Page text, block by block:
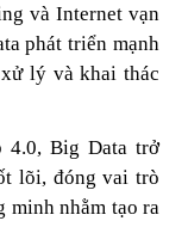
và Internet vạn
phát triển mạnh
lý và khai thác
4.0, Big Data trở
lõi, đóng vai trò
minh nhằm tạo ra